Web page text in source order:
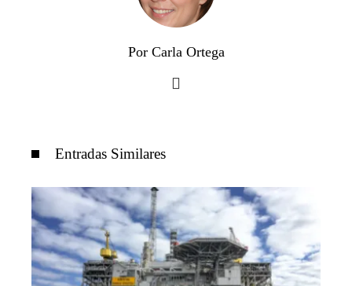
Por Carla Ortega
Entradas Similares